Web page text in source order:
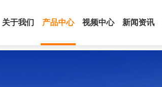
关于我们 产品中心 视频中心 新闻资讯